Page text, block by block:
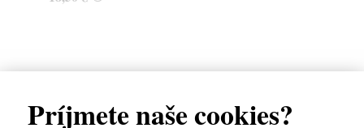
Príjmete naše cookies?
Ďalšie z kategórie fantasy / sci-fi